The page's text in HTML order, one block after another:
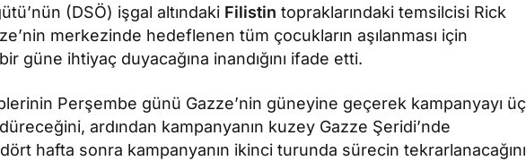
(DSÖ) işgal altındaki Filistin topraklarındaki temsilcisi Rick
merkezinde hedeflenen tüm çocukların aşılanması için
güne ihtiyaç duyacağına inandığını ifade etti.
Perşembe günü Gazze’nin güneyine geçerek kampanyayı üç
ardından kampanyanın kuzey Gazze Şeridi’nde
dört hafta sonra kampanyanın ikinci turunda sürecin tekrarlanacağını